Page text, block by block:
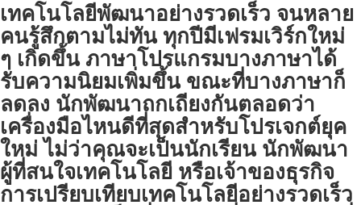
เทคโนโลยีพัฒนาอย่างรวดเร็ว จนหลาย
คนรู้สึกตามไม่ทัน ทุกปีมีเฟรมเวิร์กใหม่
ๆ เกิดขึ้น ภาษาโปรแกรมบางภาษาได้
รับความนิยมเพิ่มขึ้น ขณะที่บางภาษาก็
ลดลง นักพัฒนาถกเถียงกันตลอดว่า
เครื่องมือไหนดีที่สุดสำหรับโปรเจกต์ยุค
ใหม่ ไม่ว่าคุณจะเป็นนักเรียน นักพัฒนา
ผู้ที่สนใจเทคโนโลยี หรือเจ้าของธุรกิจ
การเปรียบเทียบเทคโนโลยีอย่างรวดเร็ว